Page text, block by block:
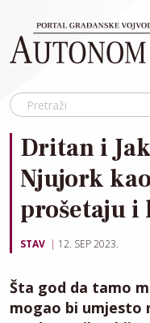
Dritan i
Njujork
prošetaju i
STAV 12. SEP 2023.
Šta god da tamo
mogao bi umjesto